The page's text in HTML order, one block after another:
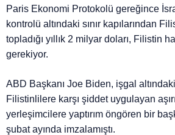
Paris Ekonomi Protokolü gereğince
kontrolü altındaki sınır kapılarından
topladığı yıllık 2 milyar doları, Filistin
gerekiyor.
ABD Başkanı Joe Biden, işgal
Filistinlilere karşı şiddet uygulayan
yerleşimcilere yaptırım öngören bir
şubat ayında imzalamıştı.